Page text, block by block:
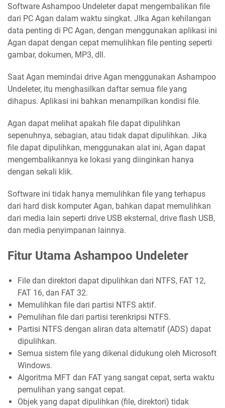
Software Ashampoo Undeleter dapat mengembalikan file
dari PC Agan dalam waktu singkat. JIka Agan kehilangan
data penting di PC Agan, dengan menggunakan aplikasi ini
Agan dapat dengan cepat memulihkan file penting seperti
gambar, dokumen, MP3, dll.
Saat Agan memindai drive Agan menggunakan Ashampoo
Undeleter, itu menghasilkan daftar semua file yang
dihapus. Aplikasi ini bahkan menampilkan kondisi file.
Agan dapat melihat apakah file dapat dipulihkan
sepenuhnya, sebagian, atau tidak dapat dipulihkan. Jika
file dapat dipulihkan, menggunakan alat ini, Agan dapat
mengembalikannya ke lokasi yang diinginkan hanya
dengan sekali klik.
Software ini tidak hanya memulihkan file yang terhapus
dari hard disk komputer Agan, bahkan dapat memulihkan
dari media lain seperti drive USB eksternal, drive flash USB,
dan media penyimpanan lainnya.
Fitur Utama Ashampoo Undeleter
File dan direktori dapat dipulihkan dari NTFS, FAT 12,
FAT 16, dan FAT 32.
Memulihkan file dari partisi NTFS aktif.
Pemulihan file dari partisi terenkripsi NTFS.
Partisi NTFS dengan aliran data alternatif (ADS) dapat
dipulihkan.
Semua sistem file yang dikenal didukung oleh Microsoft
Windows.
Algoritma MFT dan FAT yang sangat cepat, serta waktu
pemulihan yang sangat cepat.
Objek yang dapat dipulihkan (file, direktori) tidak